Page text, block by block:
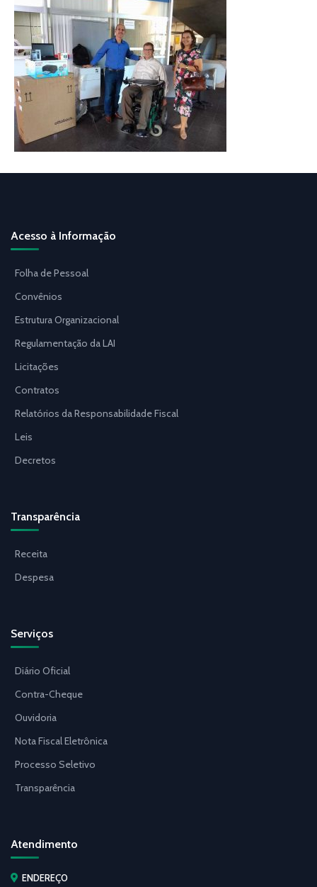
Acesso à Informação
Folha de Pessoal
Convênios
Estrutura Organizacional
Regulamentação da LAI
Licitações
Contratos
Relatórios da Responsabilidade Fiscal
Leis
Decretos
Transparência
Receita
Despesa
Serviços
Diário Oficial
Contra-Cheque
Ouvidoria
Nota Fiscal Eletrônica
Processo Seletivo
Transparência
Atendimento
ENDEREÇO